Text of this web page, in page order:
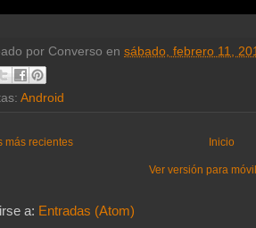
por Converso en sábado, febrero 11,
Android
más recientes Inicio
Ver versión para
a: Entradas (Atom)